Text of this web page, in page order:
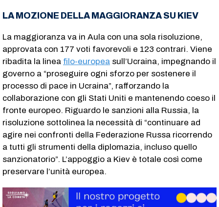
LA MOZIONE DELLA MAGGIORANZA SU KIEV
La maggioranza va in Aula con una sola risoluzione,
approvata con 177 voti favorevoli e 123 contrari. Viene
ribadita la linea filo-europea sull’Ucraina, impegnando il
governo a “proseguire ogni sforzo per sostenere il
processo di pace in Ucraina”, rafforzando la
collaborazione con gli Stati Uniti e mantenendo coeso il
fronte europeo. Riguardo le sanzioni alla Russia, la
risoluzione sottolinea la necessità di “continuare ad
agire nei confronti della Federazione Russa ricorrendo
a tutti gli strumenti della diplomazia, incluso quello
sanzionatorio”. L’appoggio a Kiev è totale così come
preservare l’unità europea.